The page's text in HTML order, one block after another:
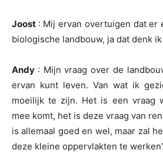
Joost : Mij ervan overtuigen dat er
biologische landbouw, ja dat denk
Andy : Mijn vraag over de
ervan kunt leven. Van wat ik
moeilijk te zijn. Het is een vraag
mee komt, het is deze vraag van
is allemaal goed en wel, maar zal
deze kleine oppervlakten te